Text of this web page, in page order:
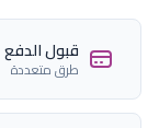
قبول الدفع
طرق متعددة